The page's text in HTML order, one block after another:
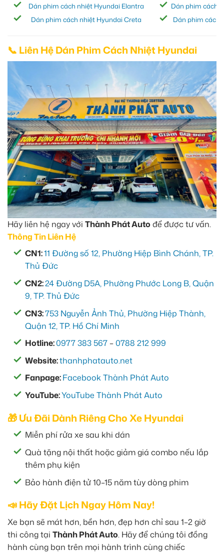
Dán phim cách nhiệt Hyundai Elantra
Dán phim cách nhiệt Hyundai Creta
Dán phim cách
Dán phim cách
📞 Liên Hệ Dán Phim Cách Nhiệt Hyundai
Hãy liên hệ ngay với Thành Phát Auto để được tư vấn.
Thông Tin Liên Hệ
CN1:11 Đường số 12, Phường Hiệp Bình Chánh, TP.
Thủ Đức
CN2:24 Đường D5A, Phường Phước Long B, Quận
9, TP. Thủ Đức
CN3:753 Nguyễn Ảnh Thủ, Phường Hiệp Thành,
Quận 12, TP. Hồ Chí Minh
Hotline:0977 383 567 –0788 212 999
Website:thanhphatauto.net
Fanpage:Facebook Thành Phát Auto
YouTube:YouTube Thành Phát Auto
🎁 Ưu Đãi Dành Riêng Cho Xe Hyundai
Miễn phí rửa xe sau khi dán
Quà tặng nội thất hoặc giảm giá combo nếu lắp
thêm phụ kiện
Bảo hành điện tử 10–15 năm tùy dòng phim
📣 Hãy Đặt Lịch Ngay Hôm Nay!
Xe bạn sẽ mát hơn, bền hơn, đẹp hơn chỉ sau 1–2 giờ
thi công tại Thành Phát Auto. Hãy để chúng tôi đồng
hành cùng bạn trên mọi hành trình cùng chiếc